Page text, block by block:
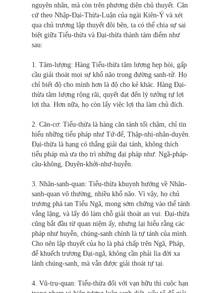
nguyên nhân, mà còn trên phương diện chủ thuyết. Căn
cứ theo Nhập-Đại-Thừa-Luận của ngài Kiên-Ý và xét
qua chủ trương lập thuyết đôi bên, ta có thể chia sự sai
biệt giữa Tiểu-thừa và Đại-thừa thành tám điểm như
sau:
1. Tâm-lượng: Hàng Tiểu-thừa tâm lượng hẹp hòi, gấp
cầu giải thoát mọi sự khổ não trong đường sanh-tử. Họ
chỉ biết độ cho mình hơn là độ cho kẻ khác. Hàng Đại-
thừa tâm lượng rộng rãi, quyết đạt đến lý tưởng tự lợi
lợi tha. Hơn nữa, họ còn lấy việc lợi tha làm chủ đích.
2. Căn-cơ: Tiểu-thừa là hàng căn tánh tối chậm, chỉ tin
hiểu những tiểu pháp như Tứ-đế, Thập-nhị-nhân-duyên.
Đại-thừa là hạng có thắng giải đại tánh, không thích
tiểu pháp mà ưa thọ trì những đại pháp như: Ngã-pháp-
câu-không, Duyên-khởi-như-huyễn.
3. Nhân-sanh-quan: Tiểu-thừa khuynh hướng về Nhân-
sanh-quan vô thường, nhiều khổ não. Vì vậy, họ chủ
trương phá tan Tiểu Ngã, mong sớm chứng vào thể tánh
vắng lặng, và lấy đó làm chỗ giải thoát an vui. Đại-thừa
cũng bắt đầu từ quan niệm ấy, nhưng lại hiểu rằng các
pháp như huyễn, chúng-sanh chính là tự tánh của mình.
Cho nên lập thuyết của họ là phá chấp trên Ngã, Pháp,
để khuếch trương Ðại-ngã, không cần phải lìa đời xa
lánh chúng-sanh, mà vẫn được giải thoát tự tại.
4. Vũ-trụ-quan: Tiểu-thừa đối với vạn hữu thì cuộc hạn